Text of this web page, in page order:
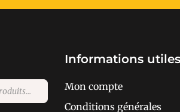
Informations utiles
Mon compte
Conditions générales